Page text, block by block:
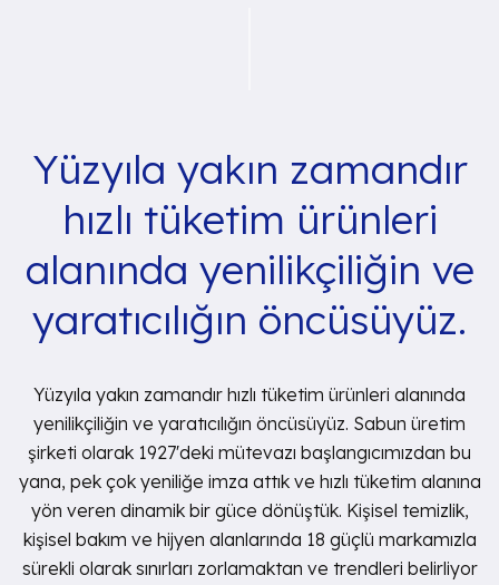
Yüzyıla yakın zamandır
hızlı tüketim ürünleri
alanında yenilikçiliğin ve
yaratıcılığın öncüsüyüz.
Yüzyıla yakın zamandır hızlı tüketim ürünleri alanında
yenilikçiliğin ve yaratıcılığın öncüsüyüz. Sabun üretim
şirketi olarak 1927'deki mütevazı başlangıcımızdan bu
yana, pek çok yeniliğe imza attık ve hızlı tüketim alanına
yön veren dinamik bir güce dönüştük. Kişisel temizlik,
kişisel bakım ve hijyen alanlarında 18 güçlü markamızla
sürekli olarak sınırları zorlamaktan ve trendleri belirliyor